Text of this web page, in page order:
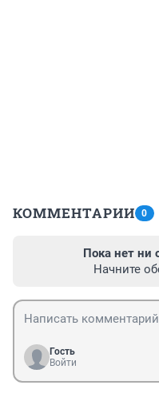
КОММЕНТАРИИ 0
Пока нет ни
Начните
Гость
Войти